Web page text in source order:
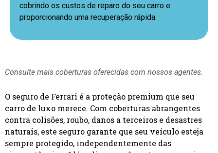
cobrindo os custos de reparo do seu carro e
proporcionando uma recuperação rápida.
Consulte mais coberturas oferecidas com nossos agentes.
O seguro de Ferrari é a proteção premium que seu
carro de luxo merece. Com coberturas abrangentes
contra colisões, roubo, danos a terceiros e desastres
naturais, este seguro garante que seu veículo esteja
sempre protegido, independentemente das